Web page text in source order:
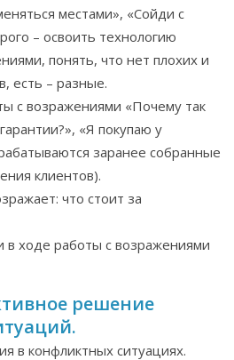
местами», «Сойди с
– освоить технологию
понять, что нет плохих и
есть – разные.
с возражениями «Почему так
«Я покупаю у
заранее собранные
клиентов).
что стоит за
ходе работы с возражениями
решение
в конфликтных ситуациях.